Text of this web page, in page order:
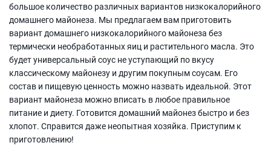
большое количество различных вариантов низкокалорийного
домашнего майонеза. Мы предлагаем вам приготовить
вариант домашнего низкокалорийного майонеза без
термически необработанных яиц и растительного масла. Это
будет универсальный соус не уступающий по вкусу
классическому майонезу и другим покупным соусам. Его
состав и пищевую ценность можно назвать идеальной. Этот
вариант майонеза можно вписать в любое правильное
питание и диету. Готовится домашний майонез быстро и без
хлопот. Справится даже неопытная хозяйка. Приступим к
приготовлению!